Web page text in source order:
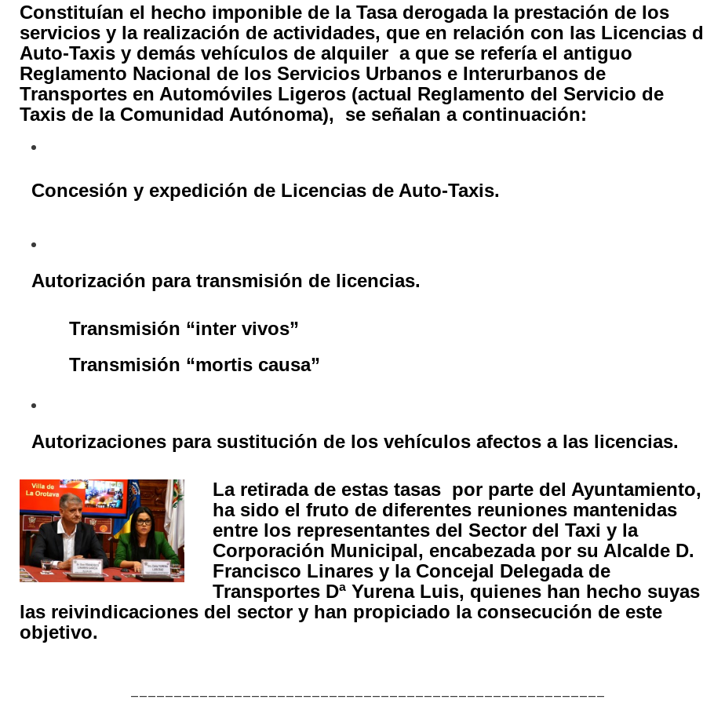
Constituían el hecho imponible de la Tasa derogada la prestación de los
servicios y la realización de actividades, que en relación con las Licencias
Auto-Taxis y demás vehículos de alquiler a que se refería el antiguo
Reglamento Nacional de los Servicios Urbanos e Interurbanos de
Transportes en Automóviles Ligeros (actual Reglamento del Servicio de
Taxis de la Comunidad Autónoma), se señalan a continuación:
Concesión y expedición de Licencias de Auto-Taxis.
Autorización para transmisión de licencias.
Transmisión “inter vivos”
Transmisión “mortis causa”
Autorizaciones para sustitución de los vehículos afectos a las licencias.
La retirada de estas tasas por parte del Ayuntamiento,
ha sido el fruto de diferentes reuniones mantenidas
entre los representantes del Sector del Taxi y la
Corporación Municipal, encabezada por su Alcalde D.
Francisco Linares y la Concejal Delegada de
Transportes Dª Yurena Luis, quienes han hecho suyas
las reivindicaciones del sector y han propiciado la consecución de este
objetivo.